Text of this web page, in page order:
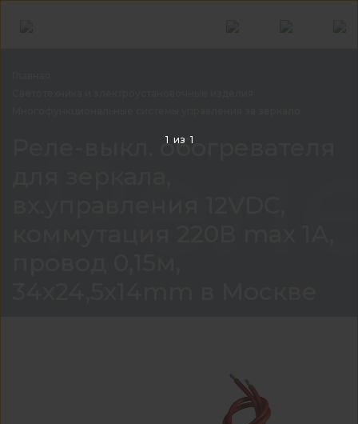
Реле-выкл. обогревателя
1 из 1